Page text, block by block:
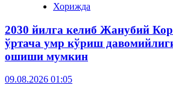
Хорижда
2030 йилга келиб Жанубий
ўртача умр кўриш
ошиши мумкин
09.08.2026 01:05